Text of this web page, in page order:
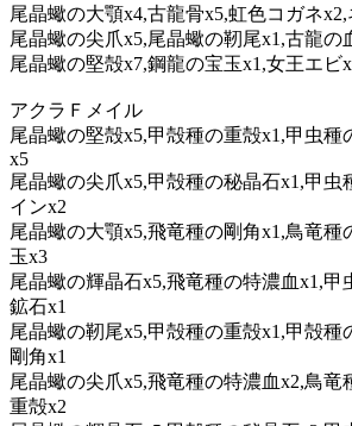
尾晶蠍の大顎x4,古龍骨x5,虹色コガネ
尾晶蠍の尖爪x5,尾晶蠍の靭尾x1,古龍の
尾晶蠍の堅殻x7,鋼龍の宝玉x1,女王エビ
アクラＦメイル
尾晶蠍の堅殻x5,甲殻種の重殻x1,甲虫種
x5
尾晶蠍の尖爪x5,甲殻種の秘晶石x1,甲虫
インx2
尾晶蠍の大顎x5,飛竜種の剛角x1,鳥竜種
玉x3
尾晶蠍の輝晶石x5,飛竜種の特濃血x1,甲
鉱石x1
尾晶蠍の靭尾x5,甲殻種の重殻x1,甲殻種
剛角x1
尾晶蠍の尖爪x5,飛竜種の特濃血x2,鳥竜
重殻x2